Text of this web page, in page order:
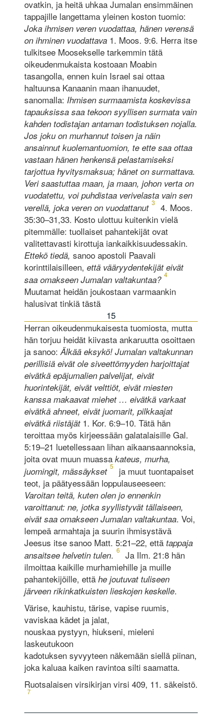
ovatkin, ja heitä uhkaa Jumalan ensimmäinen
tappajille langettama yleinen koston tuomio:
Joka ihmisen veren vuodattaa, hänen verensä
on ihminen vuodattava1. Moos. 9:6. Herra itse
tulkitsee Moosekselle tarkemmin tätä
oikeudenmukaista kostoaan Moabin
tasangolla, ennen kuin Israel sai ottaa
haltuunsa Kanaanin maan ihanuudet,
sanomalla: Ihmisen surmaamista koskevissa
tapauksissa saa tekoon syyllisen surmata vain
kahden todistajan antaman todistuksen nojalla.
Jos joku on murhannut toisen ja näin
ansainnut kuolemantuomion, te ette saa ottaa
vastaan hänen henkensä pelastamiseksi
tarjottua hyvitysmaksua; hänet on surmattava.
Veri saastuttaa maan, ja maan, johon verta on
vuodatettu, voi puhdistaa verivelasta vain sen
verellä, joka veren on vuodattanut 3
4. Moos.
35:30–31,33. Kosto ulottuu kuitenkin vielä
pitemmälle: tuollaiset pahantekijät ovat
valitettavasti kirottuja iankaikkisuudessakin.
Ettekö tiedä, sanoo apostoli Paavali
korinttilaisilleen, että vääryydentekijät eivät
saa omakseen Jumalan valtakuntaa? 4
Muutamat heidän joukostaan varmaankin
halusivat tinkiä tästä
15
Herran oikeudenmukaisesta tuomiosta, mutta
hän torjuu heidät kiivasta ankaruutta osoittaen
ja sanoo: Älkää eksykö! Jumalan valtakunnan
perillisiä eivät ole siveettömyyden harjoittajat
eivätkä epäjumalien palvelijat, eivät
huorintekijät, eivät velttiöt, eivät miesten
kanssa makaavat miehet … eivätkä varkaat
eivätkä ahneet, eivät juomarit, pilkkaajat
eivätkä riistäjät1. Kor. 6:9–10. Tätä hän
teroittaa myös kirjeessään galatalaisille Gal.
5:19–21 luetellessaan lihan aikaansaannoksia,
joita ovat muun muassa kateus, murha,
juomingit, mässäykset 5
ja muut tuontapaiset
teot, ja päätyessään loppulauseeseen:
Varoitan teitä, kuten olen jo ennenkin
varoittanut: ne, jotka syyllistyvät tällaiseen,
eivät saa omakseen Jumalan valtakuntaa. Voi,
lempeä armahtaja ja suurin ihmisystävä
Jeesus itse sanoo Matt. 5:21–22, että tappaja
ansaitsee helvetin tulen. 6
Ja Ilm. 21:8 hän
ilmoittaa kaikille murhamiehille ja muille
pahantekijöille, että he joutuvat tuliseen
järveen rikinkatkuisten lieskojen keskelle.
Värise, kauhistu, tärise, vapise ruumis,
vaviskaa kädet ja jalat,
nouskaa pystyyn, hiukseni, mieleni
laskeutukoon
kadotuksen syvyyteen näkemään siellä piinan,
joka kaluaa kaiken ravintoa silti saamatta.
Ruotsalaisen virsikirjan virsi 409, 11. säkeistö.
7